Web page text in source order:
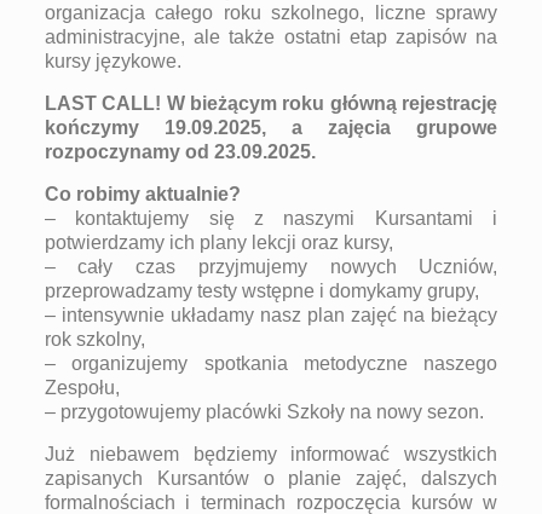
organizacja całego roku szkolnego, liczne sprawy
administracyjne, ale także ostatni etap zapisów na
kursy językowe.
LAST CALL! W bieżącym roku główną rejestrację
kończymy 19.09.2025, a zajęcia grupowe
rozpoczynamy od 23.09.2025.
Co robimy aktualnie?
– kontaktujemy się z naszymi Kursantami i
potwierdzamy ich plany lekcji oraz kursy,
– cały czas przyjmujemy nowych Uczniów,
przeprowadzamy testy wstępne i domykamy grupy,
– intensywnie układamy nasz plan zajęć na bieżący
rok szkolny,
– organizujemy spotkania metodyczne naszego
Zespołu,
– przygotowujemy placówki Szkoły na nowy sezon.
Już niebawem będziemy informować wszystkich
zapisanych Kursantów o planie zajęć, dalszych
formalnościach i terminach rozpoczęcia kursów w